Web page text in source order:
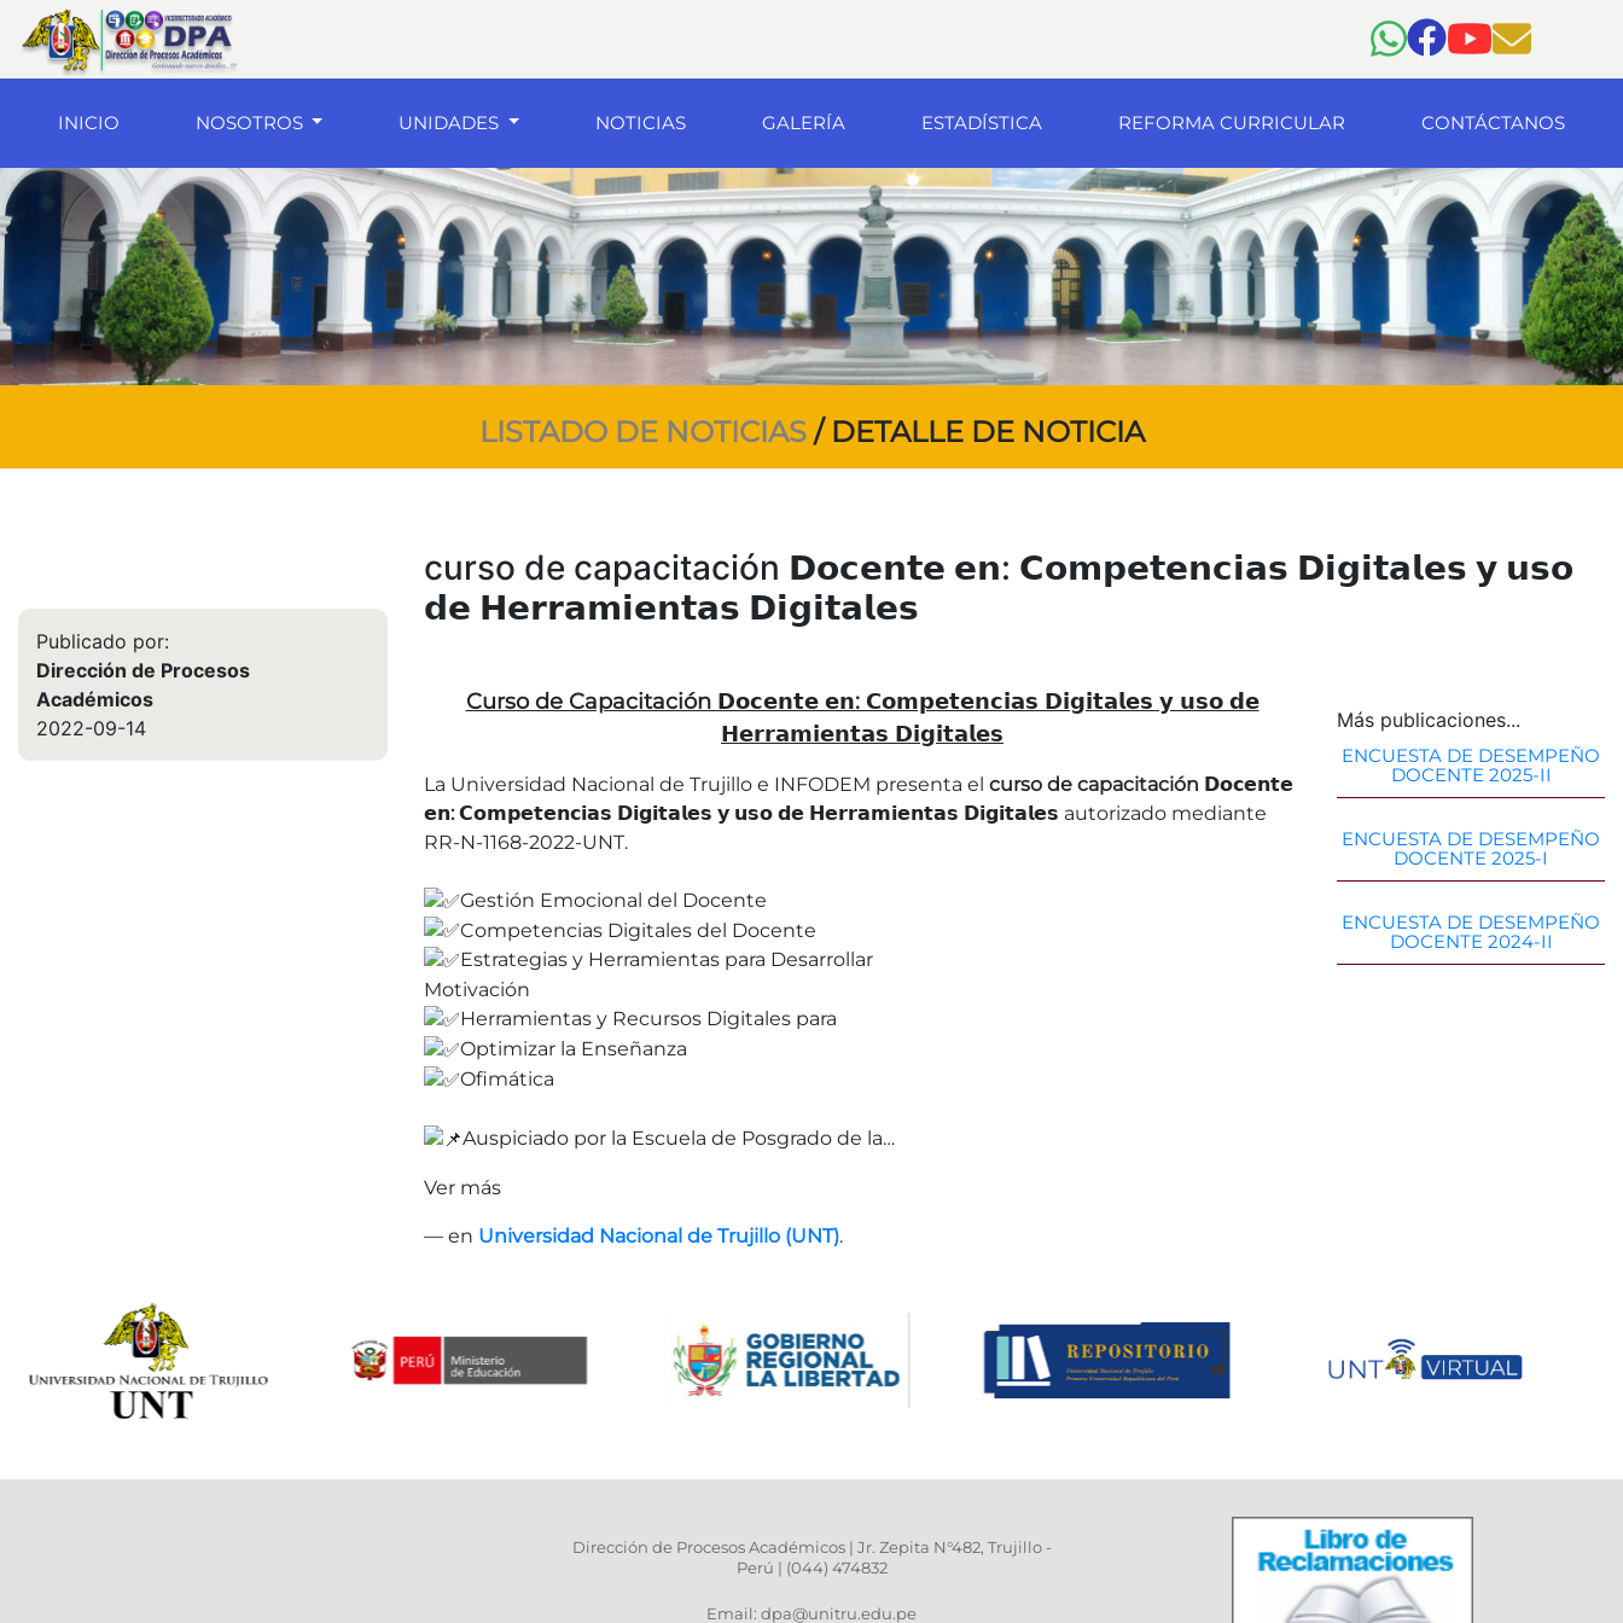
INICIO(current) NOSOTROS UNIDADES NOTICIAS GALERÍA ESTADÍSTICA REFORMA CURRICULAR CONTÁCTANOS
LISTADO DE NOTICIAS / DETALLE DE NOTICIA
Publicado por:
Dirección de Procesos
Académicos
2022-09-14
curso de capacitación 𝗗𝗼𝗰𝗲𝗻𝘁𝗲 𝗲𝗻: 𝗖𝗼𝗺𝗽𝗲𝘁𝗲𝗻𝗰𝗶𝗮𝘀 𝗗𝗶𝗴𝗶𝘁𝗮𝗹𝗲𝘀 𝘆 𝘂𝘀𝗼
𝗱𝗲 𝗛𝗲𝗿𝗿𝗮𝗺𝗶𝗲𝗻𝘁𝗮𝘀 𝗗𝗶𝗴𝗶𝘁𝗮𝗹𝗲𝘀
Curso de Capacitación 𝗗𝗼𝗰𝗲𝗻𝘁𝗲 𝗲𝗻: 𝗖𝗼𝗺𝗽𝗲𝘁𝗲𝗻𝗰𝗶𝗮𝘀 𝗗𝗶𝗴𝗶𝘁𝗮𝗹𝗲𝘀 𝘆 𝘂𝘀𝗼 𝗱𝗲
𝗛𝗲𝗿𝗿𝗮𝗺𝗶𝗲𝗻𝘁𝗮𝘀 𝗗𝗶𝗴𝗶𝘁𝗮𝗹𝗲𝘀
La Universidad Nacional de Trujillo e INFODEM presenta el curso de capacitación 𝗗𝗼𝗰𝗲𝗻𝘁𝗲
𝗲𝗻: 𝗖𝗼𝗺𝗽𝗲𝘁𝗲𝗻𝗰𝗶𝗮𝘀 𝗗𝗶𝗴𝗶𝘁𝗮𝗹𝗲𝘀 𝘆 𝘂𝘀𝗼 𝗱𝗲 𝗛𝗲𝗿𝗿𝗮𝗺𝗶𝗲𝗻𝘁𝗮𝘀 𝗗𝗶𝗴𝗶𝘁𝗮𝗹𝗲𝘀 autorizado mediante
RR-N-1168-2022-UNT.
Gestión Emocional del Docente
Competencias Digitales del Docente
Estrategias y Herramientas para Desarrollar
Motivación
Herramientas y Recursos Digitales para
Optimizar la Enseñanza
Ofimática
Auspiciado por la Escuela de Posgrado de la…
Ver más
— en Universidad Nacional de Trujillo (UNT).
Más publicaciones...
ENCUESTA DE DESEMPEÑO
DOCENTE 2025-II
ENCUESTA DE DESEMPEÑO
DOCENTE 2025-I
ENCUESTA DE DESEMPEÑO
DOCENTE 2024-II
Dirección de Procesos Académicos | Jr. Zepita N°482, Trujillo -
Perú | (044) 474832
Email: dpa@unitru.edu.pe